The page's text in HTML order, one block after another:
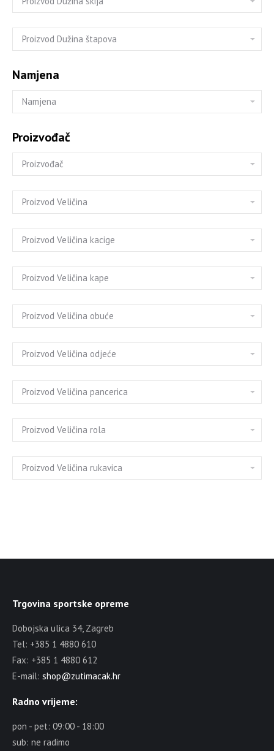
Namjena
Proizvođač
Trgovina sportske opreme
Dobojska ulica 34, Zagreb
Tel: +385 1 4880 610
Fax: +385 1 4880 612
E-mail: shop@zutimacak.hr
Radno vrijeme:
pon - pet: 09:00 - 18:00
sub: ne radimo